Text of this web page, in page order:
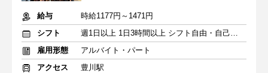
給与
時給1177円～1471円
シフト
週1日以上 1日3時間以上 シフト自由・自己申告
雇用形態
アルバイト・パート
アクセス
豊川駅